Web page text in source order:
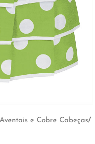
Aventais e Cobre Cabeças/